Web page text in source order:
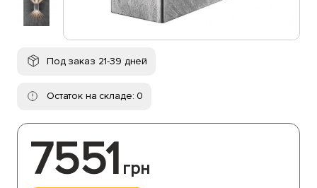
Под заказ 21-39 дней
Остаток на складе: 0
7551 грн